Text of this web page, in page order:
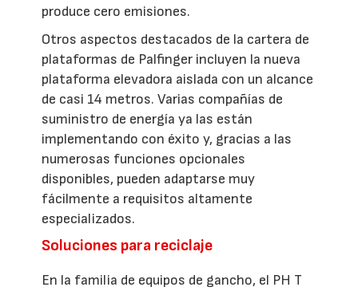
produce cero emisiones.
Otros aspectos destacados de la cartera de
plataformas de Palfinger incluyen la nueva
plataforma elevadora aislada con un alcance
de casi 14 metros. Varias compañías de
suministro de energía ya las están
implementando con éxito y, gracias a las
numerosas funciones opcionales
disponibles, pueden adaptarse muy
fácilmente a requisitos altamente
especializados.
Soluciones para reciclaje
En la familia de equipos de gancho, el PH T